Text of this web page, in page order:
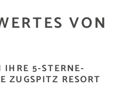
VON
5-STERNE-
ZUGSPITZ RESORT